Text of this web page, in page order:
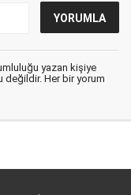
yazan kişiye
değildir. Her bir yorum